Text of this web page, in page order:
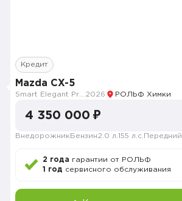
Кредит
Mazda CX-5
2026 РОЛЬФ Химки
4 350 000 ₽
Внедорожник Бензин2.0 л. 155 л.с. Передний
2 года гарантии от РОЛЬФ
1 год сервисного обслуживания